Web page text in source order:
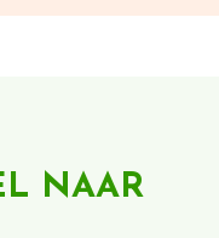
NAAR